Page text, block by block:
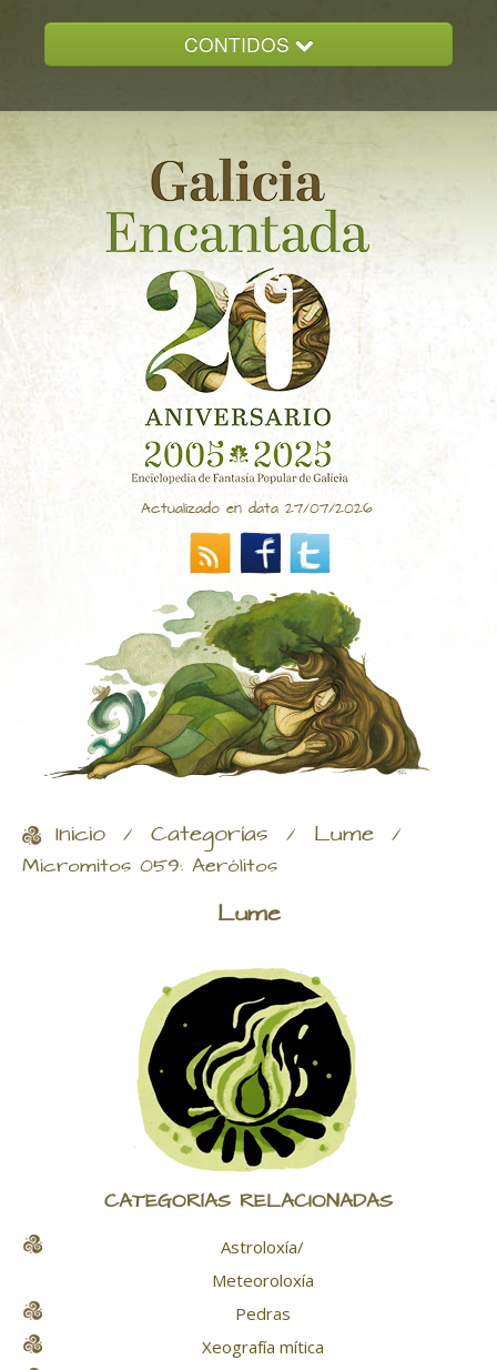
CONTIDOS
GALICIA ENCANTADA
DOCUMENTACION
NOVAS
CONTACTO
Actualizado en data 27/07/2026
Inicio / Categorías / Lume /
Micromitos 059: Aerólitos
Lume
CATEGORÍAS RELACIONADAS
Astroloxía/
Meteoroloxía
Pedras
Xeografía mítica